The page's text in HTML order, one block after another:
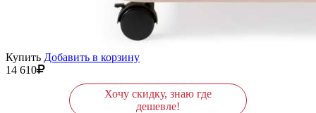
Купить Добавить в корзину
14 610
Хочу скидку, знаю где
дешевле!